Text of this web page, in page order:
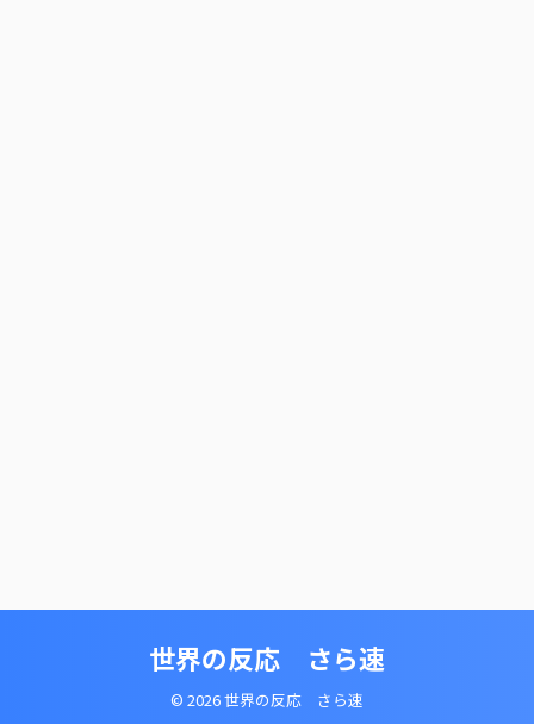
世界の反応 さら速
© 2026 世界の反応 さら速